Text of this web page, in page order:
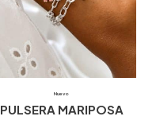
Nuevo
PULSERA MARIPOSA